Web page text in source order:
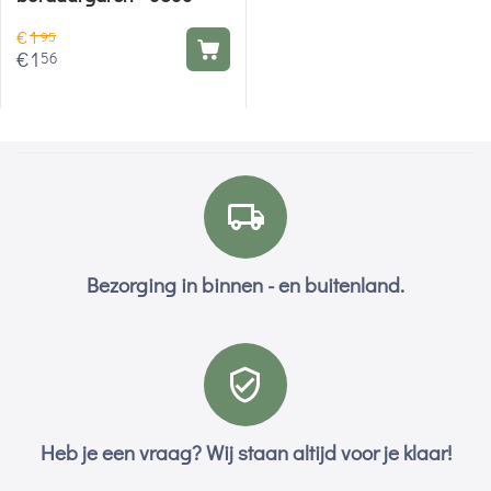
€195
€1 56
Bezorging in binnen - en buitenland.
Heb je een vraag? Wij staan altijd voor je klaar!